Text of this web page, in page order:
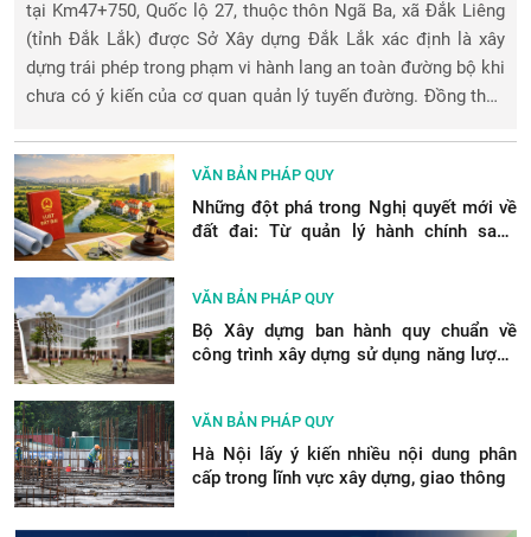
tại Km47+750, Quốc lộ 27, thuộc thôn Ngã Ba, xã Đắk Liêng
(tỉnh Đắk Lắk) được Sở Xây dựng Đắk Lắk xác định là xây
dựng trái phép trong phạm vi hành lang an toàn đường bộ khi
chưa có ý kiến của cơ quan quản lý tuyến đường. Đồng thời,
VĂN BẢN PHÁP QUY
Những đột phá trong Nghị quyết mới về
đất đai: Từ quản lý hành chính sang
VĂN BẢN PHÁP QUY
Bộ Xây dựng ban hành quy chuẩn về
công trình xây dựng sử dụng năng lượng
VĂN BẢN PHÁP QUY
Hà Nội lấy ý kiến nhiều nội dung phân
cấp trong lĩnh vực xây dựng, giao thông